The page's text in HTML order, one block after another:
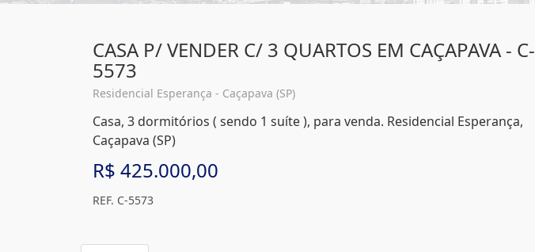
CASA P/ VENDER C/ 3 QUARTOS EM CAÇAPAVA - C-
5573
Residencial Esperança - Caçapava (SP)
Casa, 3 dormitórios ( sendo 1 suíte ), para venda. Residencial Esperança,
Caçapava (SP)
R$ 425.000,00
REF. C-5573